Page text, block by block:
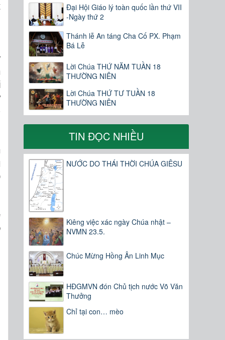
Đại Hội Giáo lý toàn quốc lần thứ VII
-Ngày thứ 2
Thánh lễ An táng Cha Cố PX. Phạm
Bá Lễ
Lời Chúa THỨ NĂM TUẦN 18
THƯỜNG NIÊN
Lời Chúa THỨ TƯ TUẦN 18
THƯỜNG NIÊN
TIN ĐỌC NHIỀU
NƯỚC DO THÁI THỜI CHÚA GIÊSU
Kiêng việc xác ngày Chúa nhật –
NVMN 23.5.
Chúc Mừng Hồng Ân Linh Mục
HĐGMVN đón Chủ tịch nước Võ Văn
Thưởng
Chỉ tại con… mèo